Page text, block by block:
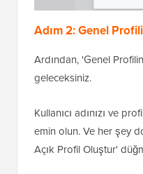
Adım 2: Genel
Ardından, 'Genel
geleceksiniz.
Kullanıcı adınızı ve
emin olun. Ve her şey
Açık Profil Oluştur'